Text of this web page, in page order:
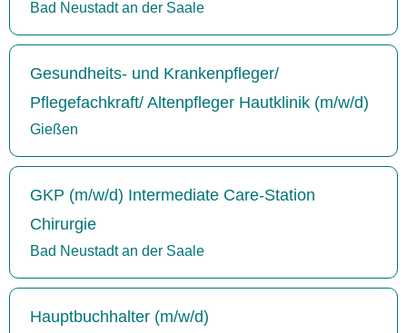
Bad Neustadt an der Saale
Gesundheits- und Krankenpfleger/
Pflegefachkraft/ Altenpfleger Hautklinik (m/w/d)
Gießen
GKP (m/w/d) Intermediate Care-Station
Chirurgie
Bad Neustadt an der Saale
Hauptbuchhalter (m/w/d)